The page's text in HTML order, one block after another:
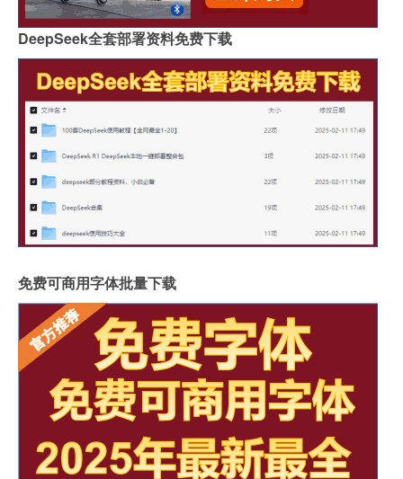
DeepSeek全套部署资料免费下载
免费可商用字体批量下载